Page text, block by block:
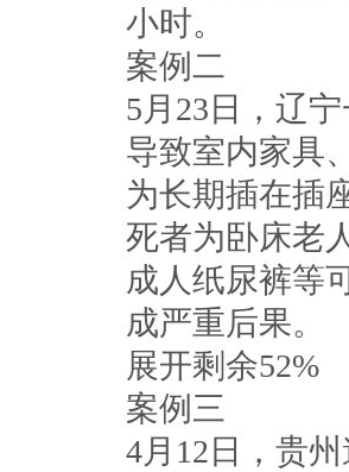
小时。
案例二
5月23日，辽
导致室内家具
为长期插在插
死者为卧床老
成人纸尿裤等
成严重后果。
展开剩余52%
案例三
4月12日，贵